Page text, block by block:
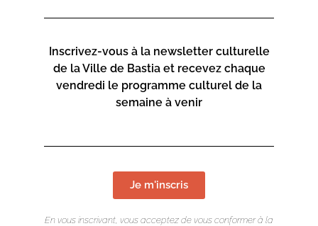
Inscrivez-vous à la newsletter culturelle
de la Ville de Bastia et recevez chaque
vendredi le programme culturel de la
semaine à venir
Je m'inscris
En vous inscrivant, vous acceptez de vous conformer à la